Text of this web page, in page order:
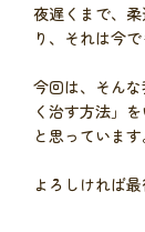
夜遅くまで、
り、それは今
今回は、そん
く治す方法」
と思っています
よろしければ最